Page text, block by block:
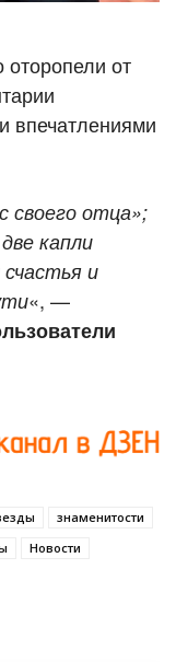
от
впечатлениями
своего отца»;
капли
и
«, —
знаменитости
Новости